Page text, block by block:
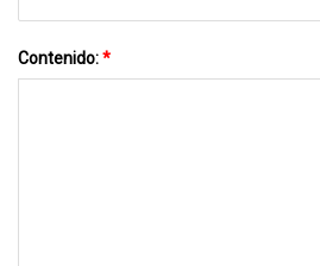
Contenido:*